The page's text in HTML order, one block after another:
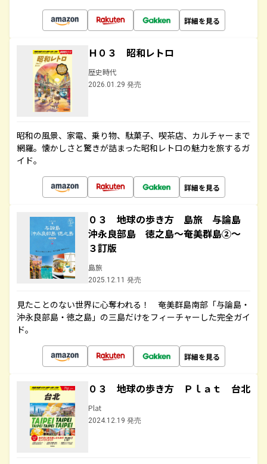
詳細を見る
Ｈ０３ 昭和レトロ
歴史時代
2026.01.29 発売
昭和の風景、家電、乗り物、駄菓子、喫茶店、カルチャーまで
網羅。懐かしさと驚きが詰まった昭和レトロの魅力を旅するガ
イド。
詳細を見る
０３ 地球の歩き方 島旅 与論島
沖永良部島 徳之島～奄美群島②～
３訂版
島旅
2025.12.11 発売
見たことのない世界に心奪われる！ 奄美群島南部「与論島・
沖永良部島・徳之島」の三島だけをフィーチャーした完全ガイ
ド。
詳細を見る
０３ 地球の歩き方 Ｐｌａｔ 台北
Plat
2024.12.19 発売